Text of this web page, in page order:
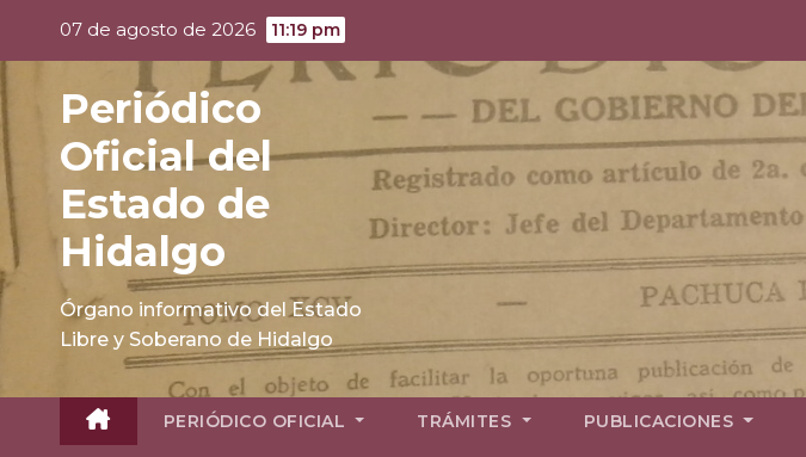
07 de agosto de 2026 11:19 pm
Periódico
Oficial del
Estado de
Hidalgo
Órgano informativo del Estado
Libre y Soberano de Hidalgo
PERIÓDICO OFICIAL TRÁMITES PUBLICACIONES